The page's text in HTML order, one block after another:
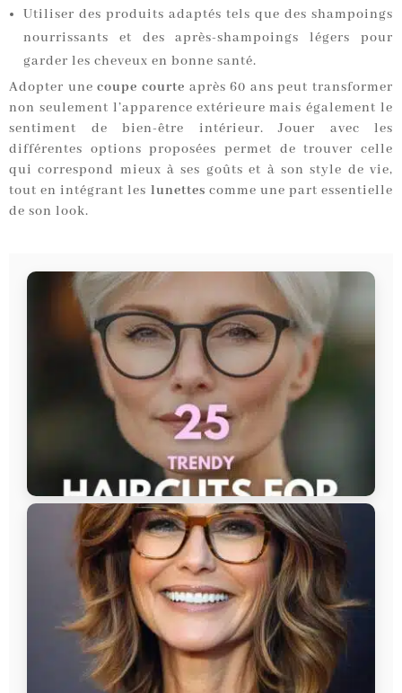
Utiliser des produits adaptés tels que des shampoings
nourrissants et des après-shampoings légers pour
garder les cheveux en bonne santé.
Adopter unecoupe courte après 60 ans peut transformer
non seulement l’apparence extérieure mais également le
sentiment de bien-être intérieur. Jouer avec les
différentes options proposées permet de trouver celle
qui correspond mieux à ses goûts et à son style de vie,
tout en intégrant les lunettes comme une part essentielle
de son look.